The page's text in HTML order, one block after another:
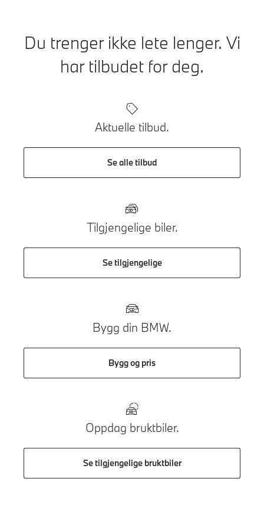
Du trenger ikke lete lenger. Vi
har tilbudet for deg.
Aktuelle tilbud.
Se alle tilbud
Tilgjengelige biler.
Se tilgjengelige
Bygg din BMW.
Bygg og pris
Oppdag bruktbiler.
Se tilgjengelige bruktbiler